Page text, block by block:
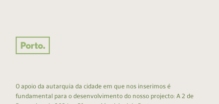
O apoio da autarquia da cidade em que nos inserimos é
fundamental para o desenvolvimento do nosso projecto: A 2 de